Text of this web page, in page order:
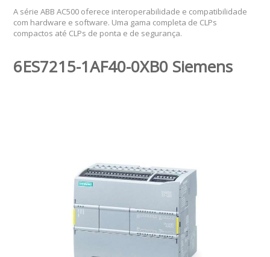
A série ABB AC500 oferece interoperabilidade e compatibilidade
com hardware e software. Uma gama completa de CLPs
compactos até CLPs de ponta e de segurança.
6ES7215-1AF40-0XB0 Siemens